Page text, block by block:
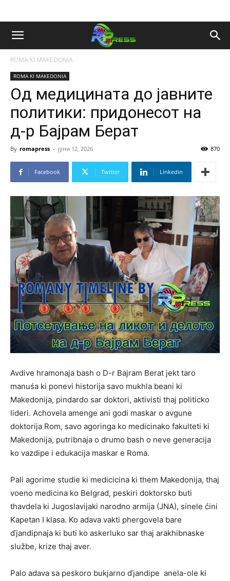
ROMA KI MAKEDONIA
ROMA KI MAKEDONIA
Од медицината до јавните
политики: придонесот на
д-р Бајрам Берат
By romapress - јуни 12, 2026 870
Facebook Twitter Linkedin
Avdive hramonaja bash o D-r Bajram Berat jekt taro
manuśa ki ponevi historija savo mukhla beani ki
Makedonija, pindardo sar doktori, aktivisti thaj politicko
lideri. Achovela amenge ani godi maskar o avgune
doktorija Rom, savo agoringa ko medicinako fakulteti ki
Makedonija, putribnaja o drumo bash o neve generacija
ko vazdipe i edukacija maskar e Roma.
Pali agorime studie ki medicicina ki them Makedonija, thaj
voeno medicina ko Belgrad, peskiri doktorsko buti
thavdela ki Jugoslavijaki narodno armija (JNA), sinele ćini
Kapetan I klasa. Ko adava vakti phergovela bare
ďjandipnaja ki buti ko askerluko sar thaj arakhibnaske
službe, krize thaj aver.
Palo adava sa peskoro bukjarno ďjandipe anela-ole ki